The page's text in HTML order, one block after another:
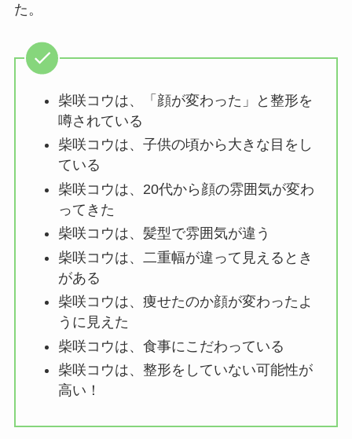
た。
柴咲コウは、「顔が変わった」と整形を
噂されている
柴咲コウは、子供の頃から大きな目をし
ている
柴咲コウは、20代から顔の雰囲気が変わ
ってきた
柴咲コウは、髪型で雰囲気が違う
柴咲コウは、二重幅が違って見えるとき
がある
柴咲コウは、痩せたのか顔が変わったよ
うに見えた
柴咲コウは、食事にこだわっている
柴咲コウは、整形をしていない可能性が
高い！